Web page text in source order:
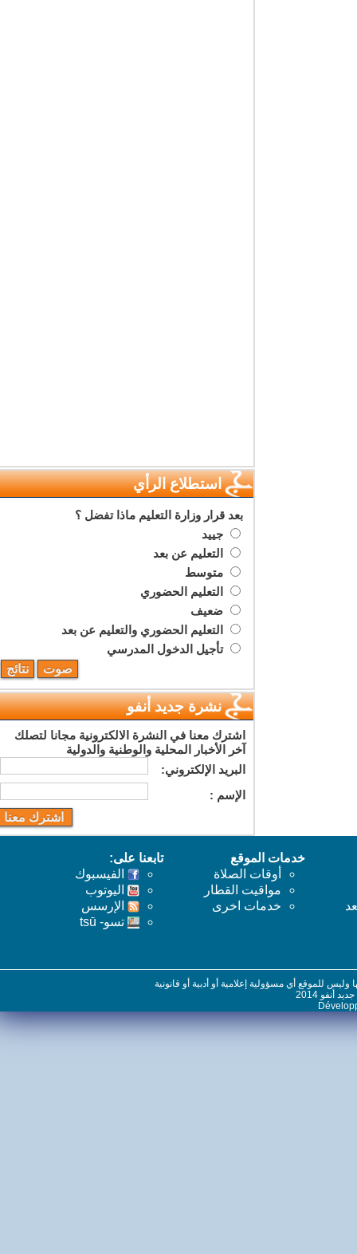
استطلاع الرأي
بعد قرار وزارة التعليم ماذا تفضل ؟
جييد
التعليم عن بعد
متوسط
التعليم الحضوري
ضعيف
التعليم الحضوري والتعليم عن بعد
تأجيل الدخول المدرسي
نشرة جديد أنفو
اشترك معنا في النشرة الالكترونية مجانا لتصلك
آخر الأخبار المحلية والوطنية والدولية
البريد اﻹلكتروني:
اﻹسم :
خدمات الموقع
أوقات الصلاة
مواقيت القطار
خدمات اخرى
تابعنا على:
الفيسبوك
اليوتوب
اﻹرسس
تسو- tsū
للموقع أي مسؤولية إعلامية أو أدبية أو قانونية
2014